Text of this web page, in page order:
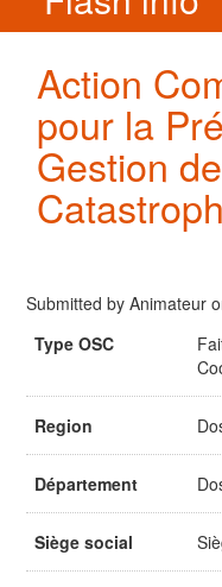
Action
pour la
Gestion
Submitted by Animateur
Type OSC
Region
Département
Siège social